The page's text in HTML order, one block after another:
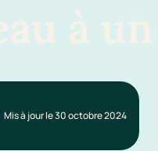
à un
Mis à jour le 30 octobre 2024